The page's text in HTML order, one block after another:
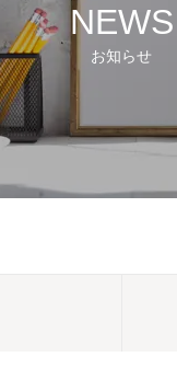
NEWS
お知らせ